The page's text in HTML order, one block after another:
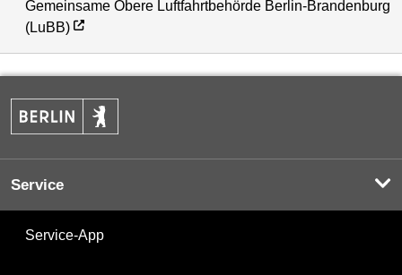
Gemeinsame Obere Luftfahrtbehörde Berlin-Brandenburg
(LuBB)
Service
Service-App